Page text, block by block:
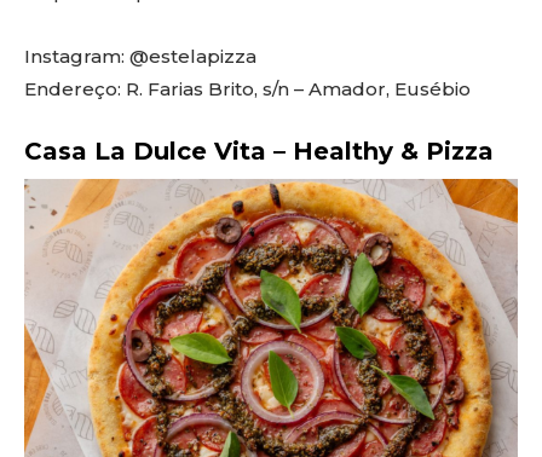
Instagram: @estelapizza
Endereço: R. Farias Brito, s/n – Amador, Eusébio
Casa La Dulce Vita – Healthy & Pizza